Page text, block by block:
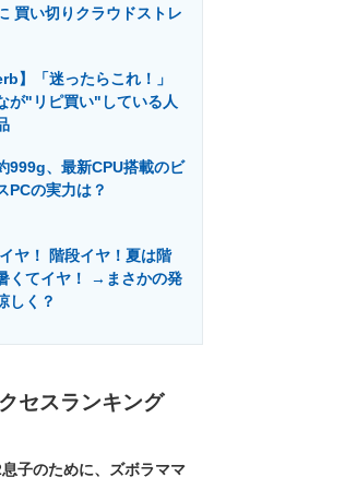
建設×テクノロジーの最前線
買い切りクラウドストレ
】「迷ったらこれ！」
が"リピ買い"している人
999g、最新CPU搭載のビ
PCの実力は？
ヤ！ 階段イヤ！夏は階
くてイヤ！ →まさかの発
しく？
セスランキング
子のために、ズボラママ